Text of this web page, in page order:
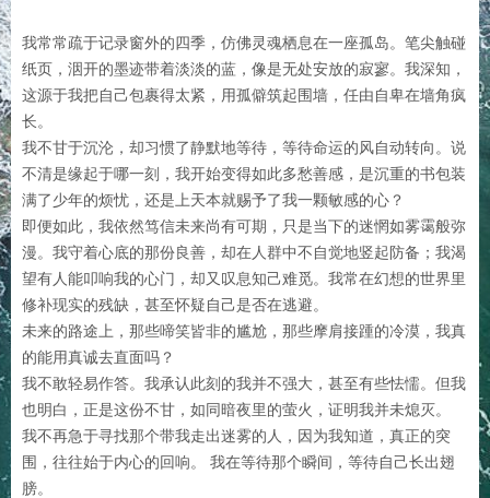
我常常疏于记录窗外的四季，仿佛灵魂栖息在一座孤岛。笔尖触碰
纸页，洇开的墨迹带着淡淡的蓝，像是无处安放的寂寥。我深知，
这源于我把自己包裹得太紧，用孤僻筑起围墙，任由自卑在墙角疯
长。
我不甘于沉沦，却习惯了静默地等待，等待命运的风自动转向。说
不清是缘起于哪一刻，我开始变得如此多愁善感，是沉重的书包装
满了少年的烦忧，还是上天本就赐予了我一颗敏感的心？
即便如此，我依然笃信未来尚有可期，只是当下的迷惘如雾霭般弥
漫。我守着心底的那份良善，却在人群中不自觉地竖起防备；我渴
望有人能叩响我的心门，却又叹息知己难觅。我常在幻想的世界里
修补现实的残缺，甚至怀疑自己是否在逃避。
未来的路途上，那些啼笑皆非的尴尬，那些摩肩接踵的冷漠，我真
的能用真诚去直面吗？
我不敢轻易作答。我承认此刻的我并不强大，甚至有些怯懦。但我
也明白，正是这份不甘，如同暗夜里的萤火，证明我并未熄灭。
我不再急于寻找那个带我走出迷雾的人，因为我知道，真正的突
围，往往始于内心的回响。 我在等待那个瞬间，等待自己长出翅
膀。